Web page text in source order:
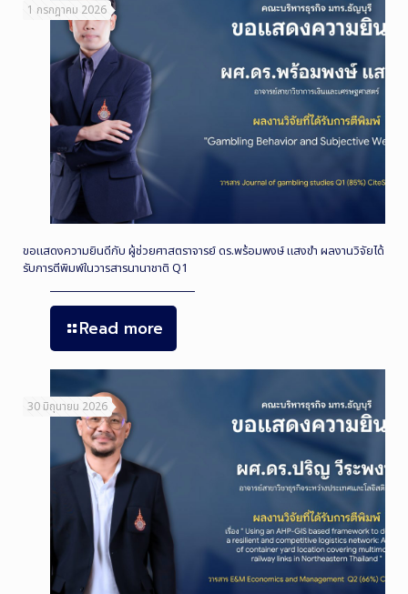
1 กรกฎาคม 2026
ขอแสดงความยินดีกับ ผู้ช่วยศาสตราจารย์ ดร.พร้อมพงษ์ แสงขำ ผลงานวิจัยได้
รับการตีพิมพ์ในวารสารนานาชาติ Q1
Read more
30 มิถุนายน 2026